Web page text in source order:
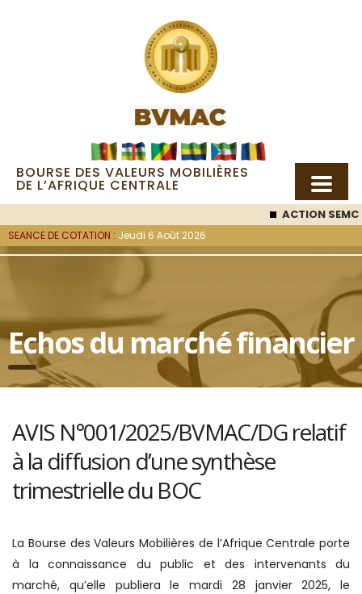
BOURSE DES VALEURS MOBILIÈRES
DE L’AFRIQUE CENTRALE
ACTION SEMC:
SEANCE DE COTATION : Jeudi 6 Août 2026
Echos du marché financier
AVIS N°001/2025/BVMAC/DG relatif
à la diffusion d’une synthèse
trimestrielle du BOC
La Bourse des Valeurs Mobilières de l’Afrique Centrale porte
à la connaissance du public et des intervenants du
marché, qu’elle publiera le mardi 28 janvier 2025, le